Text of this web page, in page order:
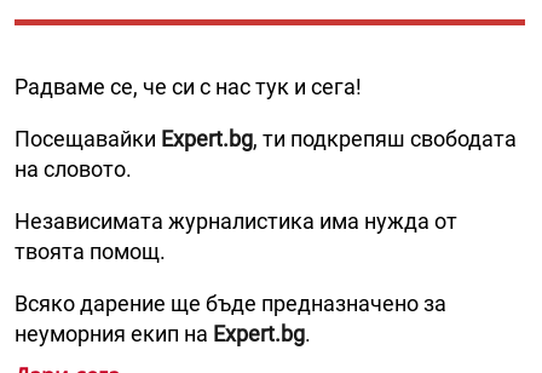
Радваме се, че си с нас тук и сега!
Посещавайки Expert.bg, ти подкрепяш свободата
на словото.
Независимата журналистика има нужда от
твоята помощ.
Всяко дарение ще бъде предназначено за
неуморния екип на Expert.bg.